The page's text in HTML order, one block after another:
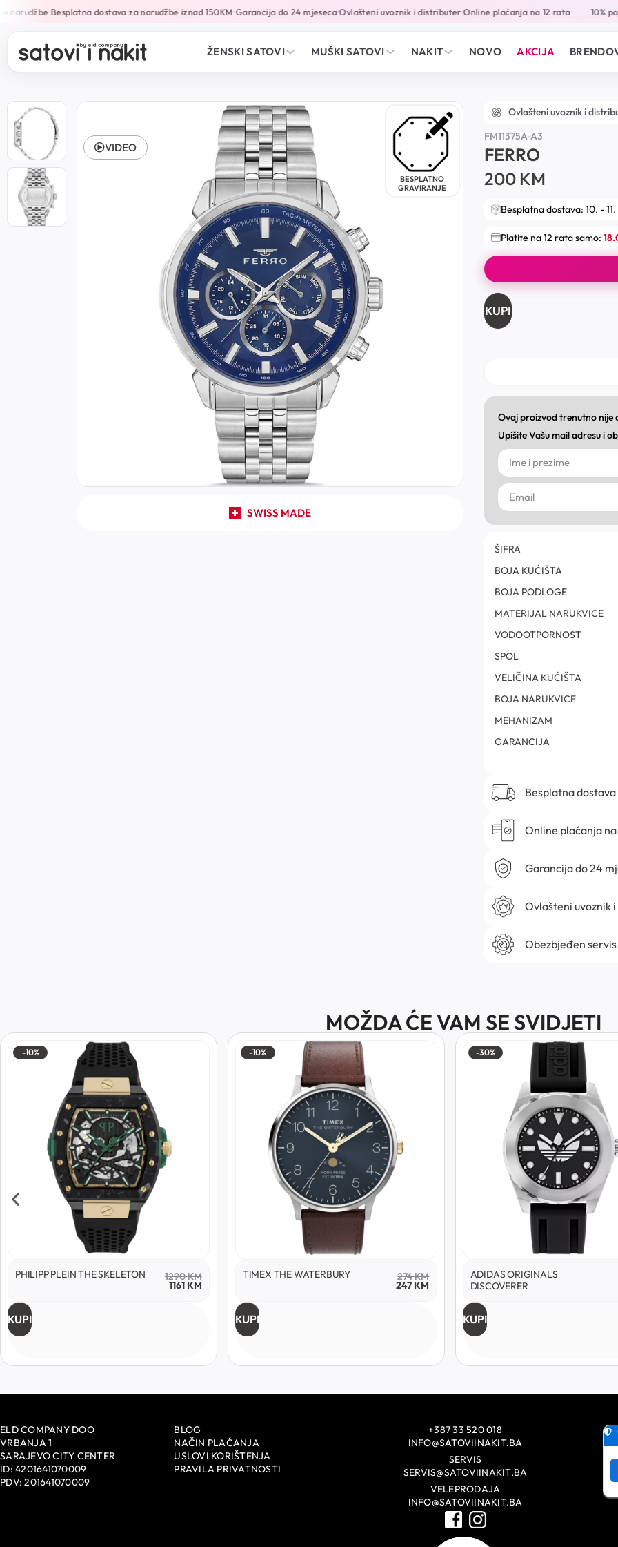
narudžbe•Besplatna dostava za narudžbe iznad 150KM•Garancija do 24 mjeseca•Ovlašteni uvoznik i distributer•Online plaćanja na 12 rata• 10%
ŽENSKI SATOVI MUŠKI SATOVI NAKIT NOVO AKCIJA
BESPLATNO
GRAVIRANJE
SWISS MADE
VIDEO
Ovlašteni uvoznik i
FM11375A-A3
FERRO
200 KM
Besplatna dostava: 10. -
Platite na 12 rata samo:
KUPI
Ovaj proizvod trenutno nije
Upišite Vašu mail adresu i
ŠIFRA
BOJA KUĆIŠTA
BOJA PODLOGE
MATERIJAL NARUKVICE
VODOOTPORNOST
SPOL
VELIČINA KUĆIŠTA
BOJA NARUKVICE
MEHANIZAM
GARANCIJA
Besplatna
Online plaćanja na
Garancija do 24
Ovlašteni uvoznik
Obezbjeđen servis
MOŽDA ĆE VAM SE SVIDJETI
-10%
PHILIPP PLEIN THE SKELETON 1290KM
1161 KM
KUPI
-10%
TIMEX THE WATERBURY 274KM
247 KM
KUPI
-30%
ADIDAS ORIGINALS
DISCOVERER
KUPI
ELD COMPANY DOO
VRBANJA 1
SARAJEVO CITY CENTER
ID: 4201641070009
PDV: 201641070009
BLOG
NAČIN PLAĆANJA
USLOVI KORIŠTENJA
PRAVILA PRIVATNOSTI
+387 33 520 018
INFO@SATOVIINAKIT.BA
SERVIS
SERVIS@SATOVIINAKIT.BA
VELEPRODAJA
INFO@SATOVIINAKIT.BA